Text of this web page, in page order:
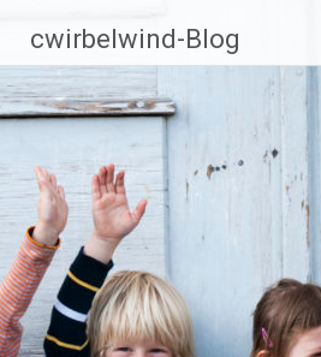
Inhalt
springen
cwirbelwind-Blog